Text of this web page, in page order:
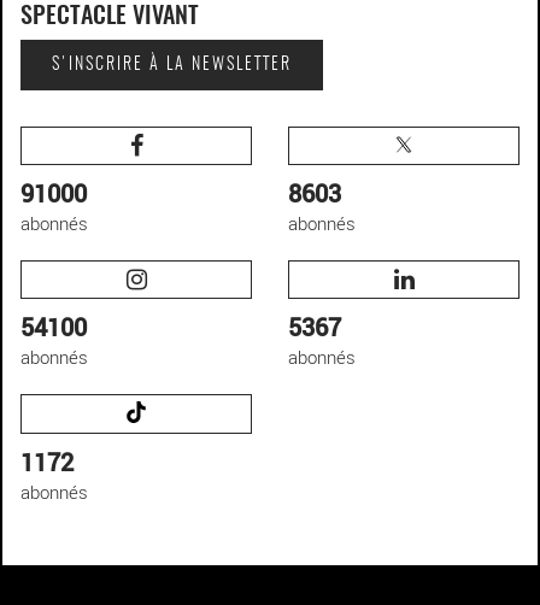
SPECTACLE VIVANT
S'INSCRIRE À LA NEWSLETTER
91000
abonnés
8603
abonnés
54100
abonnés
5367
abonnés
1172
abonnés